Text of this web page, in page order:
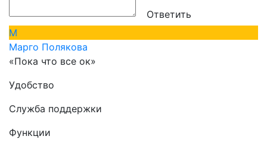
Ответить
М
Марго Полякова
«Пока что все ок»
Удобство
Служба поддержки
Функции